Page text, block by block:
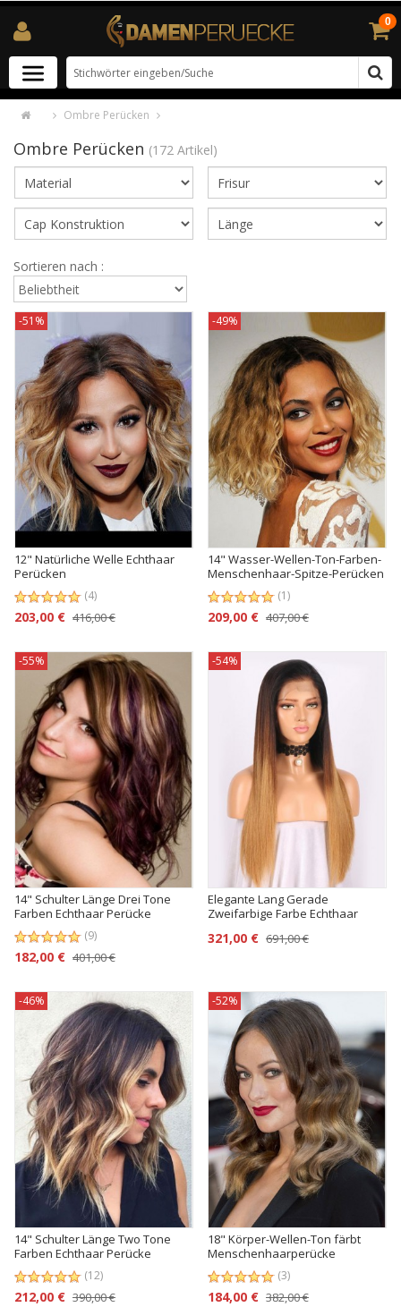
0
Ombre Perücken
Ombre Perücken (172 Artikel)
Sortieren nach :
-51%
12" Natürliche Welle Echthaar
Perücken
(4)
416,00 €
203,00 €
-49%
14" Wasser-Wellen-Ton-Farben-
Menschenhaar-Spitze-Perücken
(1)
407,00 €
209,00 €
-55%
14" Schulter Länge Drei Tone
Farben Echthaar Perücke
(9)
401,00 €
182,00 €
-54%
Elegante Lang Gerade
Zweifarbige Farbe Echthaar
691,00 €
321,00 €
-46%
14" Schulter Länge Two Tone
Farben Echthaar Perücke
(12)
390,00 €
212,00 €
-52%
18" Körper-Wellen-Ton färbt
Menschenhaarperücke
(3)
382,00 €
184,00 €